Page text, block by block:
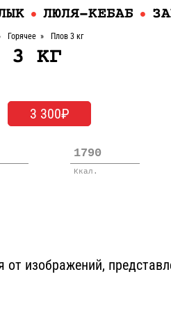
ЛЮЛЯ-КЕБАБ
Горячее » Плов 3 кг
3 КГ
3 300₽
1790
Ккал.
изображений,